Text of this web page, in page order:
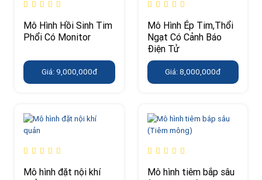
Mô Hình Hồi Sinh Tim
Phổi Có Monitor
Giá: 9,000,000đ
Mô Hình Ép Tim,Thổi
Ngạt Có Cảnh Báo
Điện Tử
Giá: 8,000,000đ
Mô hình đặt nội khí
Mô hình tiêm bắp sâu